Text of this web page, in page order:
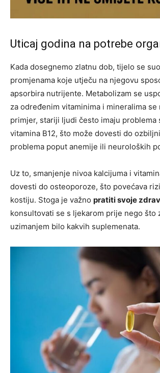
Uticaj godina na potrebe
Kada dosegnemo zlatnu dob, tijelo se
promjenama koje utječu na njegovu
apsorbira nutrijente. Metabolizam se
za određenim vitaminima i mineralima se
primjer, stariji ljudi često imaju problema
vitamina B12, što može dovesti do
problema poput anemije ili neuroloških
Uz to, smanjenje nivoa kalcijuma i
dovesti do osteoporoze, što povećava
kostiju. Stoga je važno pratiti svoje
konsultovati se s ljekarom prije nego što
uzimanjem bilo kakvih suplemenata.